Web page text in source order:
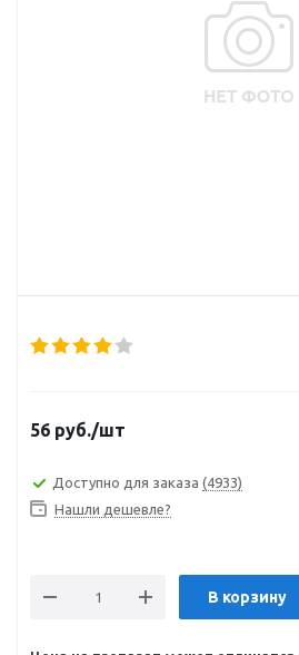
56 руб./шт
Доступно для заказа (4933)
Нашли дешевле?
В корзину